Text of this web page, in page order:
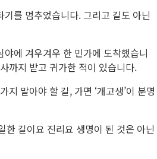
를 멈추었습니다. 그리고 길도 아닌
에 겨우겨우 한 민가에 도착했습니
까지 받고 귀가한 적이 있습니다.
말아야 할 길, 가면 ‘개고생’이 분명
길이요 진리요 생명이 된 것은 아닌